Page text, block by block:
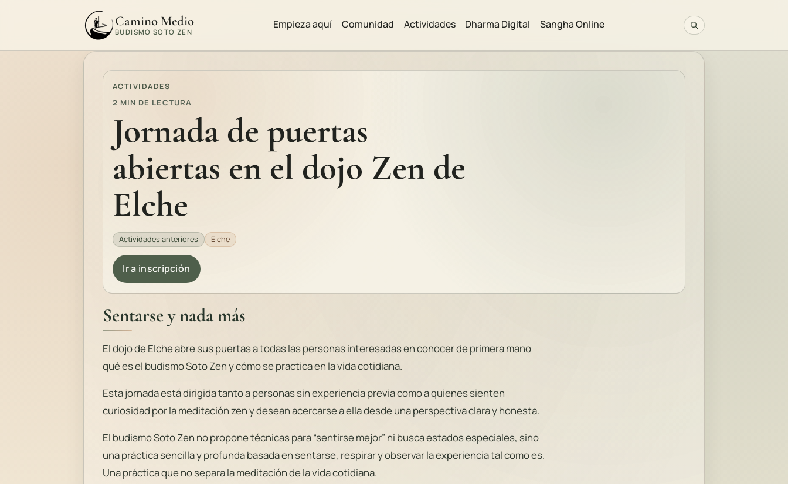
Camino Medio
BUDISMO SOTO ZEN
Empieza aquí Comunidad Actividades Dharma Digital Sangha Online
ACTIVIDADES
2 MIN DE LECTURA
Jornada de puertas
abiertas en el dojo Zen de
Elche
Actividades anteriores Elche
Ir a inscripción
Sentarse y nada más
El dojo de Elche abre sus puertas a todas las personas interesadas en conocer de primera mano
qué es el budismo Soto Zen y cómo se practica en la vida cotidiana.
Esta jornada está dirigida tanto a personas sin experiencia previa como a quienes sienten
curiosidad por la meditación zen y desean acercarse a ella desde una perspectiva clara y honesta.
El budismo Soto Zen no propone técnicas para “sentirse mejor” ni busca estados especiales, sino
una práctica sencilla y profunda basada en sentarse, respirar y observar la experiencia tal como es.
Una práctica que no separa la meditación de la vida cotidiana.